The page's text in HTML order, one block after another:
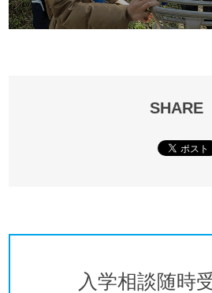
SHARE
入学相談随時